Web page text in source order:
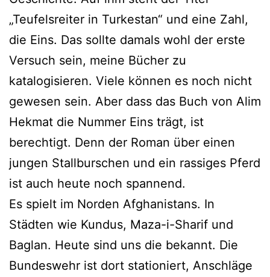
„Teufelsreiter in Turkestan“ und eine Zahl,
die Eins. Das sollte damals wohl der erste
Versuch sein, meine Bücher zu
katalogisieren. Viele können es noch nicht
gewesen sein. Aber dass das Buch von Alim
Hekmat die Nummer Eins trägt, ist
berechtigt. Denn der Roman über einen
jungen Stallburschen und ein rassiges Pferd
ist auch heute noch spannend.
Es spielt im Norden Afghanistans. In
Städten wie Kundus, Maza-i-Sharif und
Baglan. Heute sind uns die bekannt. Die
Bundeswehr ist dort stationiert, Anschläge